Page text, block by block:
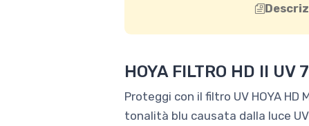
HOYA FILTRO HD II UV
Proteggi con il filtro UV HOYA
tonalità blu causata dalla luce